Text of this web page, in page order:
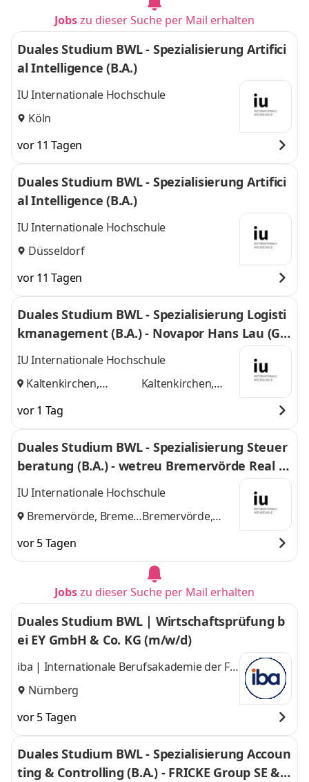
Jobszu dieser Suche per Mail erhalten
Duales Studium BWL - Spezialisierung Artifici
al Intelligence (B.A.)
IU Internationale Hochschule
Köln
vor 11 Tagen
Duales Studium BWL - Spezialisierung Artifici
al Intelligence (B.A.)
IU Internationale Hochschule
Düsseldorf
vor 11 Tagen
Duales Studium BWL - Spezialisierung Logisti
kmanagement (B.A.) - Novapor Hans Lau (G
mbH & Co) KG
IU Internationale Hochschule
Kaltenkirchen,
Kaltenkirchen,
vor 1 Tag
Duales Studium BWL - Spezialisierung Steuer
beratung (B.A.) - wetreu Bremervörde Real Tr
euhand KG Steuerberatungsgesellschaft
IU Internationale Hochschule
Bremervörde, BremenBremervörde,
vor 5 Tagen
Jobszu dieser Suche per Mail erhalten
Duales Studium BWL | Wirtschaftsprüfung b
ei EY GmbH & Co. KG (m/w/d)
iba | Internationale Berufsakademie der F +
U Unternehmensgruppe gGmbH
Nürnberg
vor 5 Tagen
Duales Studium BWL - Spezialisierung Accoun
ting & Controlling (B.A.) - FRICKE Group SE & C